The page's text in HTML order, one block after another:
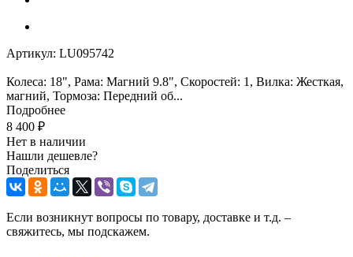
Артикул: LU095742
Колеса: 18", Рама: Магний 9.8", Скоростей: 1, Вилка: Жесткая,
магний, Тормоза: Передний об...
Подробнее
8 400 ₽
Нет в наличии
Нашли дешевле?
Поделиться
Если возникнут вопросы по товару, доставке и т.д. –
свяжитесь, мы подскажем.